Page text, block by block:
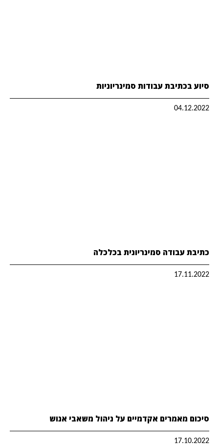
סיוע בכתיבת עבודות סמינריוניות
04.12.2022
כתיבת עבודה סמינריונית בכלכלה
17.11.2022
סיכום מאמרים אקדמיים על ניהול משאבי אנוש
17.10.2022